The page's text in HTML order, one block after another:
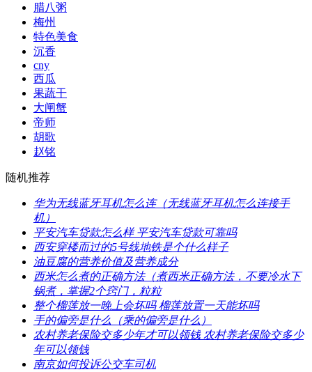
腊八粥
梅州
特色美食
沉香
cny
西瓜
果蔬干
大闸蟹
帝师
胡歌
赵铭
随机推荐
​华为无线蓝牙耳机怎么连（无线蓝牙耳机怎么连接手
机）
​平安汽车贷款怎么样 平安汽车贷款可靠吗
​西安穿楼而过的5号线地铁是个什么样子
​油豆腐的营养价值及营养成分
​西米怎么煮的正确方法（煮西米正确方法，不要冷水下
锅煮，掌握2个窍门，粒粒
​整个榴莲放一晚上会坏吗 榴莲放置一天能坏吗
​手的偏旁是什么（乘的偏旁是什么）
​农村养老保险交多少年才可以领钱 农村养老保险交多少
年可以领钱
​南京如何投诉公交车司机